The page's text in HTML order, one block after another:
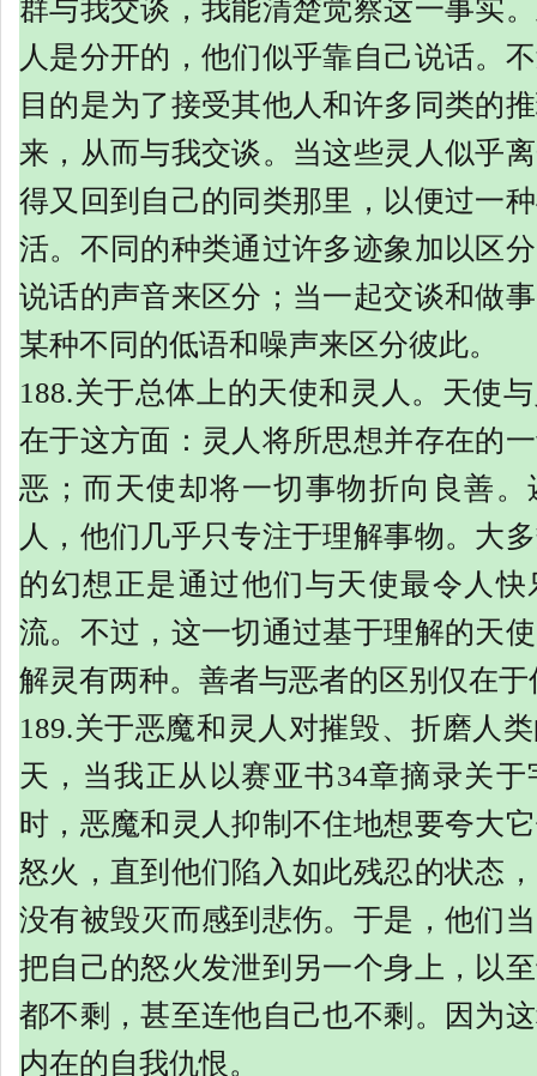
群与我交谈，我能清楚觉察这一事实
人是分开的，他们似乎靠自己说话。
目的是为了接受其他人和许多同类的
来，从而与我交谈。当这些灵人似乎
得又回到自己的同类那里，以便过一
活。不同的种类通过许多迹象加以区
说话的声音来区分；当一起交谈和做
某种不同的低语和噪声来区分彼此。
188.关于总体上的天使和灵人。天使
在于这方面：灵人将所思想并存在的
恶；而天使却将一切事物折向良善。
人，他们几乎只专注于理解事物。大
的幻想正是通过他们与天使最令人
流。不过，这一切通过基于理解的天
解灵有两种。善者与恶者的区别仅在于
189.关于恶魔和灵人对摧毁、折磨人
天，当我正从以赛亚书34章摘录关
时，恶魔和灵人抑制不住地想要夸大
怒火，直到他们陷入如此残忍的状态
没有被毁灭而感到悲伤。于是，他们
把自己的怒火发泄到另一个身上，以
都不剩，甚至连他自己也不剩。因为
内在的自我仇恨。